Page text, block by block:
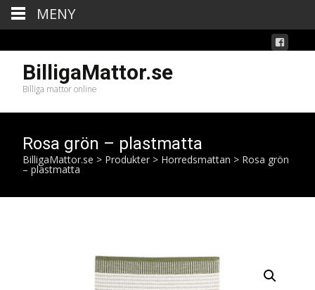
BilligaMattor.se
Billiga mattor online
Rosa grön – plastmatta
BilligaMattor.se > Produkter > Horredsmattan > Rosa grön
– plastmatta
MENY